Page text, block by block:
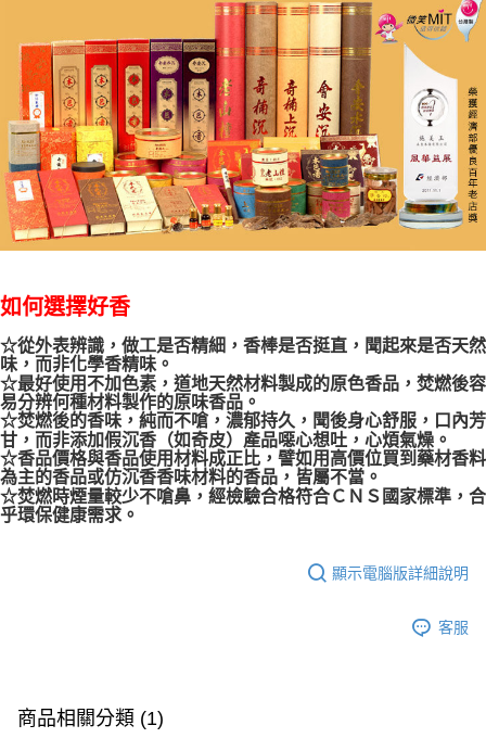
如何選擇好香
☆從外表辨識，做工是否精細，香棒是否挺直，聞起來是否天然
味，而非化學香精味。
☆最好使用不加色素，道地天然材料製成的原色香品，焚燃後容
易分辨何種材料製作的原味香品。
☆焚燃後的香味，純而不嗆，濃郁持久，聞後身心舒服，口內芳
甘，而非添加假沉香（如奇皮）產品噁心想吐，心煩氣燥。
☆香品價格與香品使用材料成正比，譬如用高價位買到藥材香料
為主的香品或仿沉香香味材料的香品，皆屬不當。
☆焚燃時煙量較少不嗆鼻，經檢驗合格符合ＣＮＳ國家標準，合
乎環保健康需求。
顯示電腦版詳細說明
客服
商品相關分類 (1)